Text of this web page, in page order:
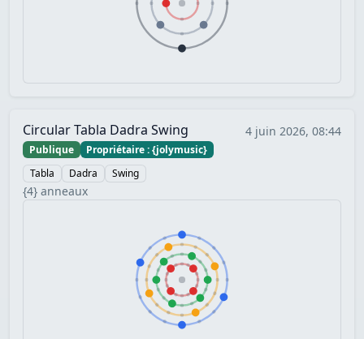
Circular Tabla Dadra Swing
Publique
Propriétaire : {jolymusic}
Tabla
Dadra Swing
4 juin 2026, 08:44
{4} anneaux